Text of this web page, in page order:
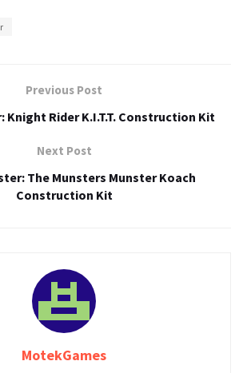
Previous Post
Knight Rider K.I.T.T. Construction Kit
Next Post
The Munsters Munster Koach
Construction Kit
MotekGames